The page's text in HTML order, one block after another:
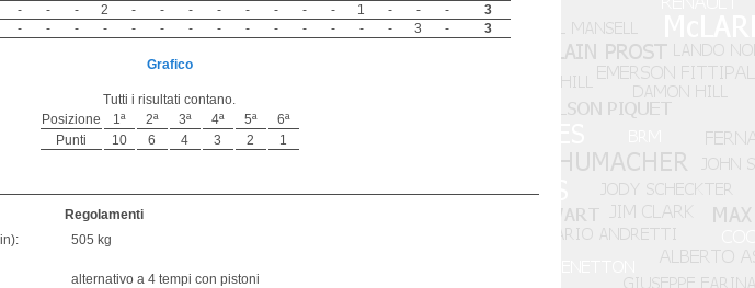
- - - 2 - - - - - - - - 1 - - -
3
- - - - - - - - - - - - - - 3 - 3
Grafico
Tutti i risultati contano.
Posizione
1ª 2ª 3ª 4ª 5ª
6ª
Punti
10 6 4 3 2 1
Regolamenti
505 kg
alternativo a 4 tempi con pistoni